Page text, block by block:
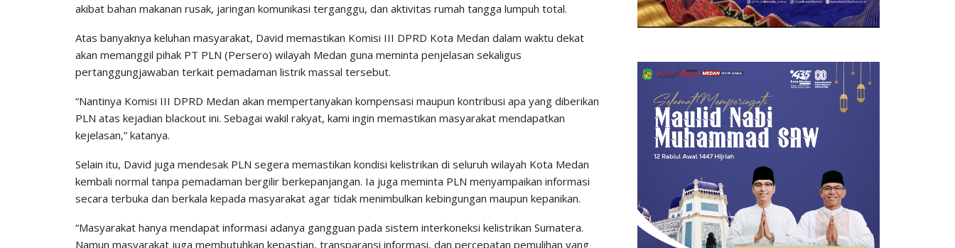
akibat bahan makanan rusak, jaringan komunikasi terganggu, dan aktivitas rumah tangga lumpuh total.
Atas banyaknya keluhan masyarakat, David memastikan Komisi III DPRD Kota Medan dalam waktu dekat
akan memanggil pihak PT PLN (Persero) wilayah Medan guna meminta penjelasan sekaligus
pertanggungjawaban terkait pemadaman listrik massal tersebut.
“Nantinya Komisi III DPRD Medan akan mempertanyakan kompensasi maupun kontribusi apa yang diberikan
PLN atas kejadian blackout ini. Sebagai wakil rakyat, kami ingin memastikan masyarakat mendapatkan
kejelasan,” katanya.
Selain itu, David juga mendesak PLN segera memastikan kondisi kelistrikan di seluruh wilayah Kota Medan
kembali normal tanpa pemadaman bergilir berkepanjangan. Ia juga meminta PLN menyampaikan informasi
secara terbuka dan berkala kepada masyarakat agar tidak menimbulkan kebingungan maupun kepanikan.
“Masyarakat hanya mendapat informasi adanya gangguan pada sistem interkoneksi kelistrikan Sumatera.
Namun masyarakat juga membutuhkan kepastian, transparansi informasi, dan percepatan pemulihan yang